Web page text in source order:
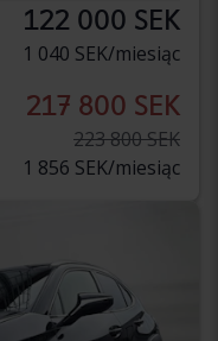
122 000 SEK
1 040 SEK/miesiąc
217 800 SEK
223 800 SEK
1 856 SEK/miesiąc